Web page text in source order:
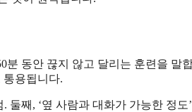
분 동안 끊지 않고 달리는 훈련을 말
통용됩니다.
. 둘째, ‘옆 사람과 대화가 가능한 정도